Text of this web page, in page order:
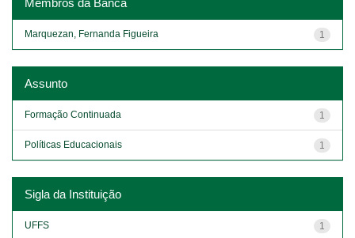
1
Marquezan, Fernanda Figueira
Assunto
1
Formação Continuada
1
Políticas Educacionais
Sigla da Instituição
1
UFFS